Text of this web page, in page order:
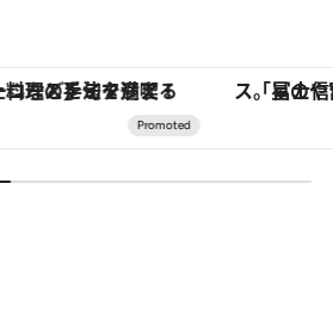
「星のや富士」でデジタルデトックス。冨士信仰の歴史を辿り、心身を調える。 ヴァシュロン・コンスタンタ